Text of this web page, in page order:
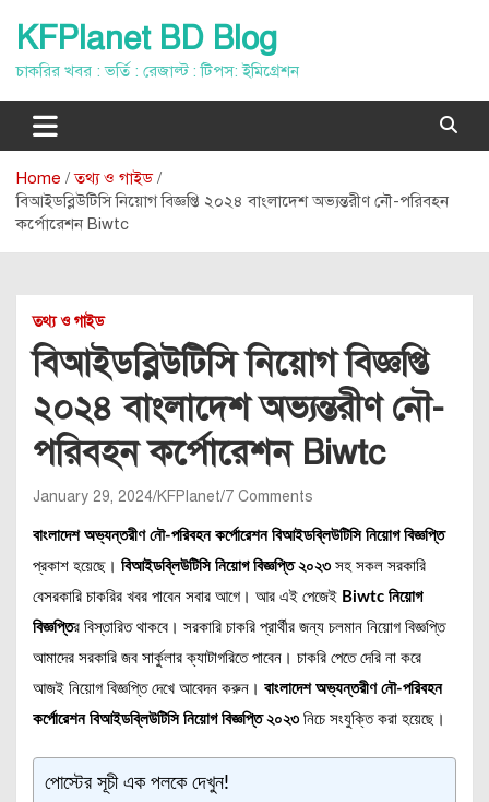
content
KFPlanet BD Blog
চাকরির খবর : ভর্তি : রেজাল্ট : টিপস: ইমিগ্রেশন
Home
তথ্য ও গাইড
বিআইডব্লিউটিসি নিয়োগ বিজ্ঞপ্তি ২০২৪ বাংলাদেশ অভ্যন্তরীণ নৌ-পরিবহন
কর্পোরেশন Biwtc
তথ্য ও গাইড
বিআইডব্লিউটিসি নিয়োগ বিজ্ঞপ্তি
২০২৪ বাংলাদেশ অভ্যন্তরীণ নৌ-
পরিবহন কর্পোরেশন Biwtc
January 29, 2024 KFPlanet 7 Comments
বাংলাদেশ অভ্যন্তরীণ নৌ-পরিবহন কর্পোরেশন বিআইডব্লিউটিসি নিয়োগ বিজ্ঞপ্তি
প্রকাশ হয়েছে। বিআইডব্লিউটিসি নিয়োগ বিজ্ঞপ্তি ২০২৩সহ সকল সরকারি
বেসরকারি চাকরির খবর পাবেন সবার আগে। আর এই পেজেই Biwtc নিয়োগ
বিজ্ঞপ্তির বিস্তারিত থাকবে। সরকারি চাকরি প্রার্থীর জন্য চলমান নিয়োগ বিজ্ঞপ্তি
আমাদের সরকারি জব সার্কুলার ক্যাটাগরিতে পাবেন। চাকরি পেতে দেরি না করে
আজই নিয়োগ বিজ্ঞপ্তি দেখে আবেদন করুন। বাংলাদেশ অভ্যন্তরীণ নৌ-পরিবহন
কর্পোরেশন বিআইডব্লিউটিসি নিয়োগ বিজ্ঞপ্তি ২০২৩নিচে সংযুক্তি করা হয়েছে।
পোস্টের সূচী এক পলকে দেখুন!